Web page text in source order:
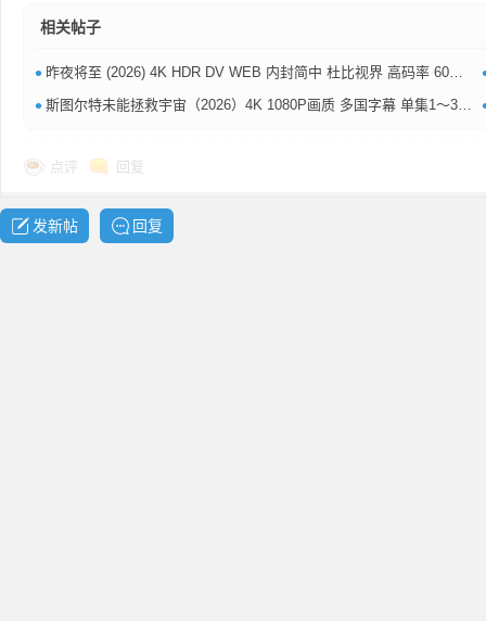
相关帖子
• 昨夜将至‎ (2026) 4K HDR DV WEB 内封简中 杜比视界 高码率 60帧 【1～5GB/集】夸克百度网盘
• 斯图尔特未能拯救宇宙（2026）4K 1080P画质 多国字幕 单集1～3GB 夸克百度网盘资源
点评 回复
发新帖 回复